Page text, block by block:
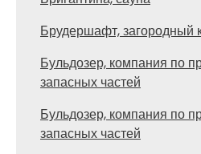
Брудершафт, загородный
Бульдозер, компания по
запасных частей
Бульдозер, компания по
запасных частей